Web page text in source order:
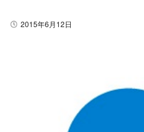
2015年6月12日